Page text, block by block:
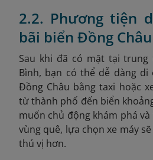
2.2. Phương tiện
bãi biển Đồng Châu
Sau khi đã có mặt tại
Bình, bạn có thể dễ dàng di
Đồng Châu bằng taxi hoặc
từ thành phố đến biển
muốn chủ động khám phá
vùng quê, lựa chọn xe máy
thú vị hơn.